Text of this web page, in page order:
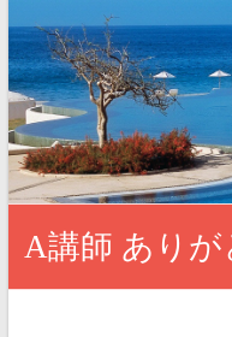
A講師 ありが